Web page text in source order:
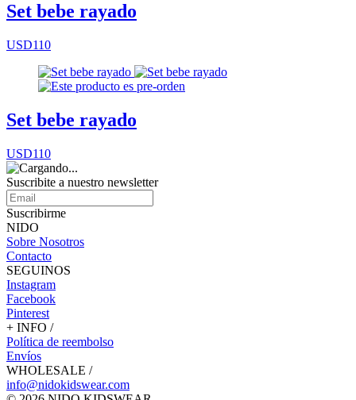
Set bebe rayado
USD110
Set bebe rayado
USD110
Suscribite a nuestro newsletter
Suscribirme
NIDO
Sobre Nosotros
Contacto
SEGUINOS
Instagram
Facebook
Pinterest
+ INFO /
Política de reembolso
Envíos
WHOLESALE /
info@nidokidswear.com